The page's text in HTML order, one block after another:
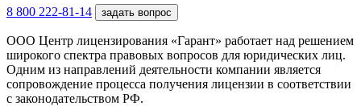
8 800 222-81-14 задать вопрос
ООО Центр лицензирования «Гарант» работает над решением
широкого спектра правовых вопросов для юридических лиц.
Одним из направлений деятельности компании является
сопровождение процесса получения лицензии в соответствии
с законодательством РФ.